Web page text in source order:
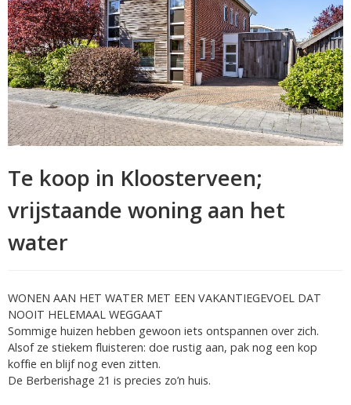
Te koop in Kloosterveen;
vrijstaande woning aan het
water
WONEN AAN HET WATER MET EEN VAKANTIEGEVOEL DAT
NOOIT HELEMAAL WEGGAAT
Sommige huizen hebben gewoon iets ontspannen over zich.
Alsof ze stiekem fluisteren: doe rustig aan, pak nog een kop
koffie en blijf nog even zitten.
De Berberishage 21 is precies zo’n huis.